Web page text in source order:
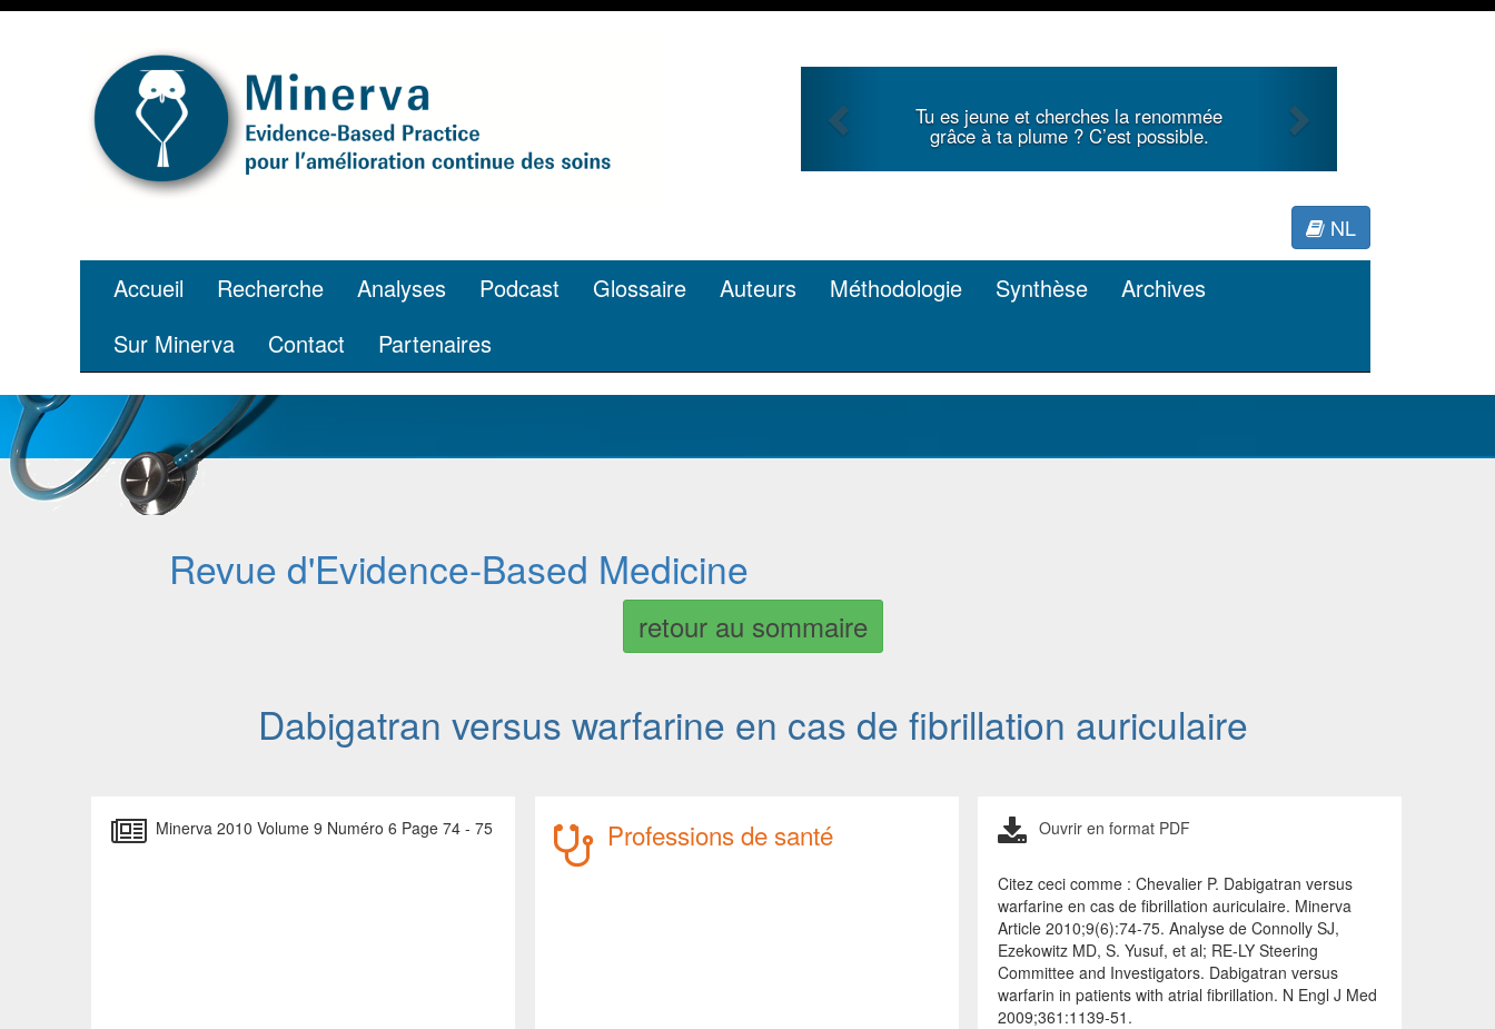
Tu es jeune et cherches la renommée
grâce à ta plume ? C’est possible.
article de la littérature internationale
pour Minerva.
NL
Accueil Recherche Analyses Podcast Glossaire Auteurs Méthodologie Synthèse
Archives
Sur Minerva
Contact Partenaires
Revue d'Evidence-Based Medicine
retour au sommaire
Dabigatran versus warfarine en cas de fibrillation auriculaire
Minerva 2010 Volume 9 Numéro 6 Page 74 - 75 Professions de santé Ouvrir en format PDF
Citez ceci comme : Chevalier P. Dabigatran versus
warfarine en cas de fibrillation auriculaire. Minerva
Article 2010;9(6):74-75. Analyse de Connolly SJ,
Ezekowitz MD, S. Yusuf, et al; RE-LY Steering
Committee and Investigators. Dabigatran versus
warfarin in patients with atrial fibrillation. N Engl J Med
2009;361:1139-51.